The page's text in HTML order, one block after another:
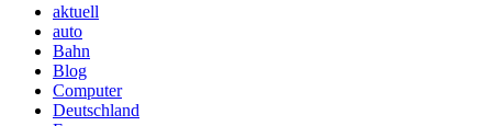
aktuell
auto
Bahn
Blog
Computer
Deutschland